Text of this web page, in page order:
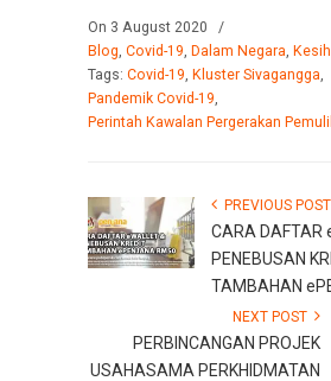
On 3 August 2020
/
Blog Covid-19 Dalam Negara
Tags: Covid-19 Kluster Sivagangga
Pandemik Covid-19
Perintah Kawalan Pergerakan
PREVIOUS POST
CARA DAFTAR
PENEBUSAN
TAMBAHAN
NEXT POST
PERBINCANGAN PROJEK
USAHASAMA PERKHIDMATAN